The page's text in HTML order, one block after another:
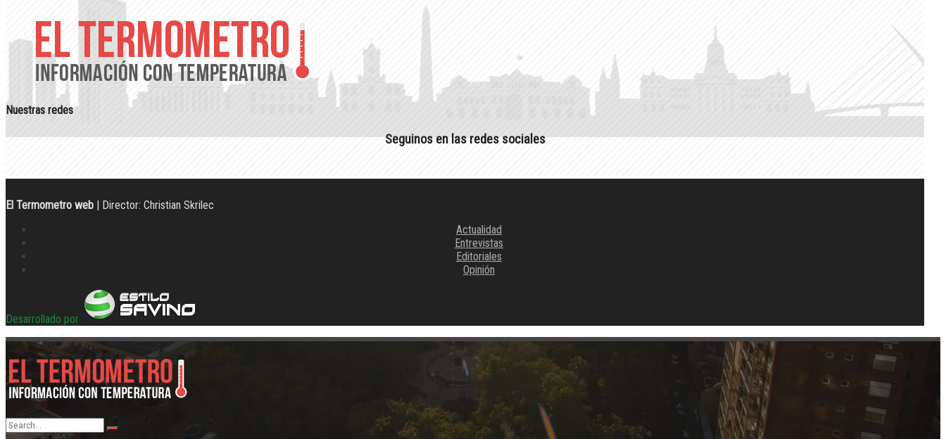
Nuestras redes
Seguinos en las redes sociales
El Termometro web | Director: Christian Skrilec
Actualidad
Entrevistas
Editoriales
Opinión
Desarrollado por